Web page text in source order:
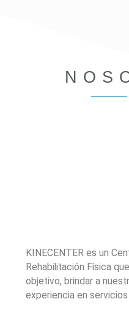
KINECENTER es un
Rehabilitación Física
objetivo, brindar a
experiencia en